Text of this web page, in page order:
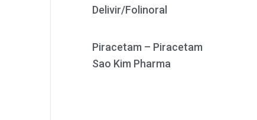
Delivir/Folinoral
Piracetam – Piracetam
Sao Kim Pharma